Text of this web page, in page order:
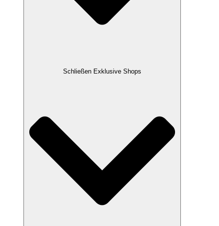
Schließen Exklusive Shops